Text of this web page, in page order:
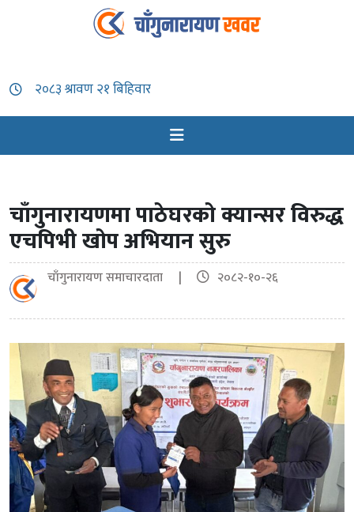
चाँगुनारायणमा पाठेघरको क्यान्सर विरुद्ध
एचपिभी खोप अभियान सुरु
चाँगुनारायण समाचारदाता | २०८२-१०-२६